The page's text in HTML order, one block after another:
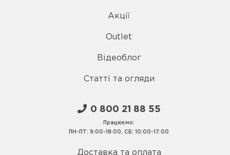
Акції
Outlet
Відеоблог
Статті та огляди
0 800 21 88 55
Працюємо:
ПН-ПТ: 9:00-18:00, СБ: 10:00-17:00
Доставка та оплата